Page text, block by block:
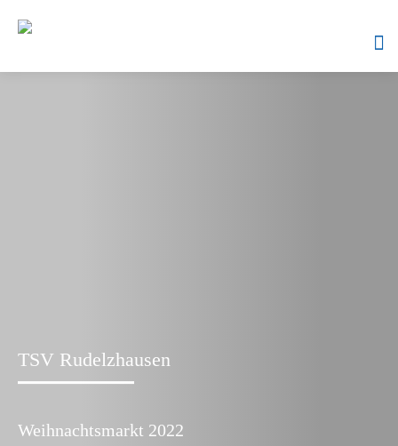
TSV Rudelzhausen
Weihnachtsmarkt 2022